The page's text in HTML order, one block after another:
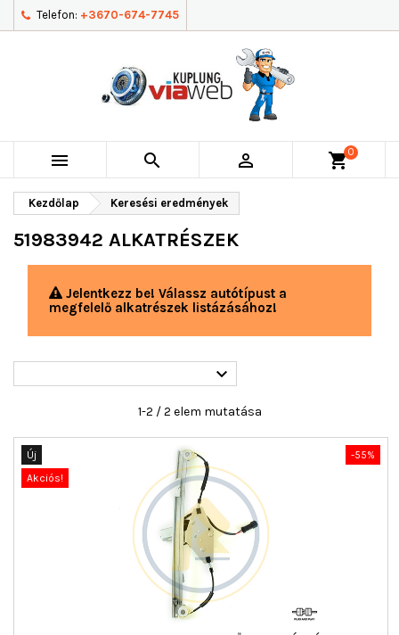
Telefon: +3670-674-7745
   shopping_cart0
Kezdőlap Keresési eredmények
51983942 ALKATRÉSZEK
Jelentkezz be! Válassz autótípust a
megfelelő alkatrészek listázásához!

1-2 / 2 elem mutatása
-55%
Új
Akciós!